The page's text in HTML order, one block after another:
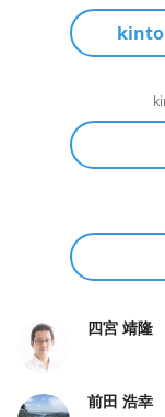
四宮 靖隆
前田 浩幸